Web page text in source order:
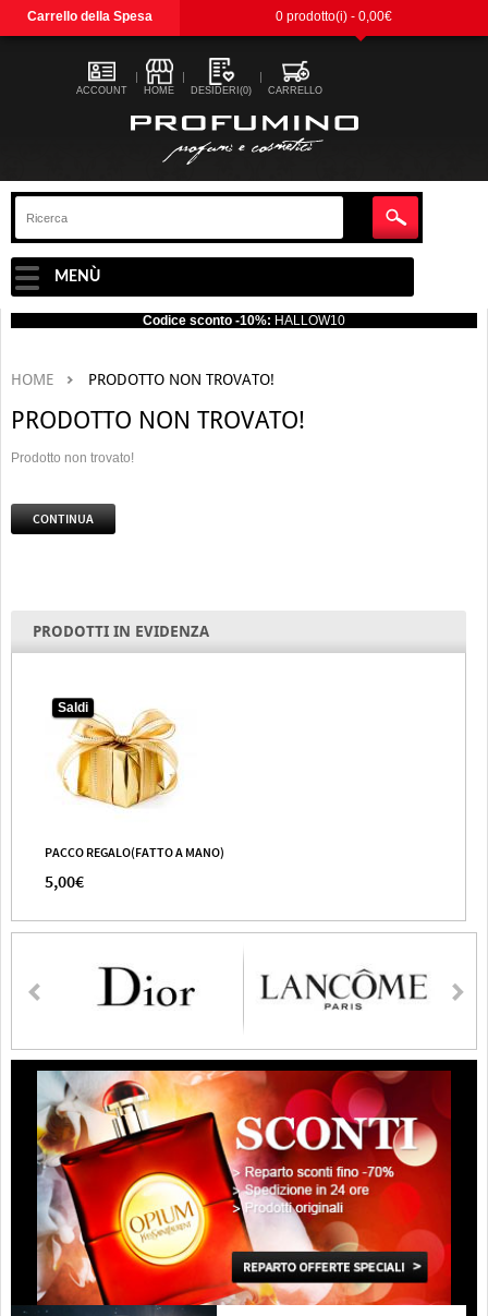
Carrello della Spesa 0 prodotto(i) - 0,00€
ACCOUNT HOME DESIDERI(0) CARRELLO
MENÙ
Codice sconto -10%: HALLOW10
HOME PRODOTTO NON TROVATO!
PRODOTTO NON TROVATO!
Prodotto non trovato!
CONTINUA
PRODOTTI IN EVIDENZA
Saldi
PACCO REGALO(FATTO A MANO)
5,00€